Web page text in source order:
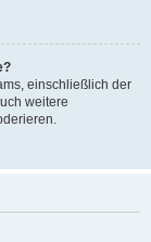
einschließlich der
weitere